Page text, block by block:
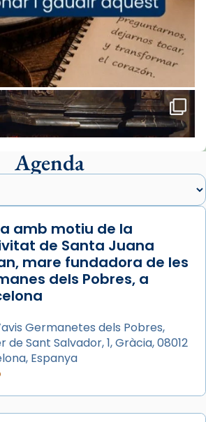
Juliana i Semproniana ens
mirada»
bisbe de Tortosa, ha
27 de juliol la missa de Les
de juliol, ha tingut lloc la
de gràcies en agraïment al
de la visita apostòlica
XIV a Barcelona, i als
a la Catedral de Barcelona.
Barcelona, el cardenal Joan
presidit la missa i l’ha
auxiliar de Barcelona,
Agenda
amb motiu de la
de Santa Juana
mare fundadora de les
dels Pobres, a
Germanetes dels Pobres,
de Sant Salvador, 1, Gràcia, 08012
Espanya